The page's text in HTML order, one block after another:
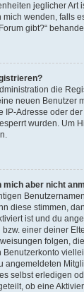
jeglicher Art
mich wenden, falls
gibt?“
die
neuen Benutzer
IP-Adresse oder
wurden. Um
mich aber nicht
diese stimmen,
ist und du
einer deiner
folgen,
angemeldeten
selbst erledigen
ob eine